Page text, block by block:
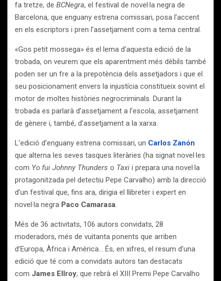
fa tretze, de BCNegra, el festival de novel·la negra de
Barcelona, que enguany estrena comissari, posa l’accent
en els escriptors i pren l’assetjament com a tema central.
«Gos petit mossega» és el lema d’aquesta edició de la
trobada, on veurem que els aparentment més dèbils també
poden ser un fre a la prepotència dels assetjadors i que el
seu posicionament envers la injustícia constitueix sovint el
motor de moltes històries negrocriminals. Durant la
trobada es parlarà d’assetjament a l’escola, assetjament
de gènere i, també, d’assetjament a la xarxa.
L’edició d’enguany estrena comissari, un Carlos Zanón
que alterna les seves tasques literàries (ha signat novel·les
com Yo fui Johnny Thunders o Taxi i prepara una novel·la
protagonitzada pel detectiu Pepe Carvalho) amb la direcció
d’un festival que, fins ara, dirigia el llibreter i expert en
novel·la negra Paco Camarasa.
Més de 36 activitats, 106 autors convidats, 28
moderadors, més de vuitanta ponents que arriben
d’Europa, Àfrica i Amèrica… És, en xifres, el resum d’una
edició que té com a convidats autors tan destacats
com James Ellroy, que rebrà el XIII Premi Pepe Carvalho